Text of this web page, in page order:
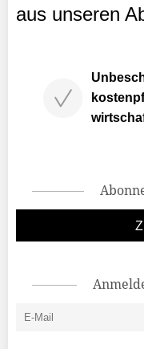
aus unseren